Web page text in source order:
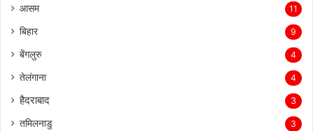
आसम 11
बिहार 9
बेंगलुरु 4
तेलंगाना 4
हैदराबाद 3
तमिलनाडु 3